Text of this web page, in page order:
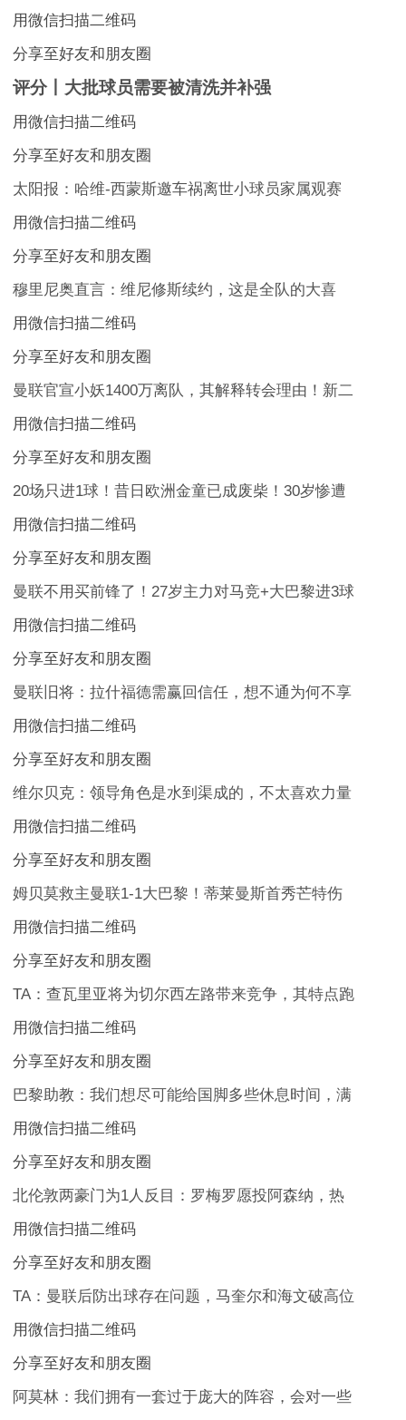
用微信扫描二维码
分享至好友和朋友圈
评分丨大批球员需要被清洗并补强
用微信扫描二维码
分享至好友和朋友圈
太阳报：哈维-西蒙斯邀车祸离世小球员家属观赛
用微信扫描二维码
分享至好友和朋友圈
穆里尼奥直言：维尼修斯续约，这是全队的大喜
用微信扫描二维码
分享至好友和朋友圈
曼联官宣小妖1400万离队，其解释转会理由！新二
用微信扫描二维码
分享至好友和朋友圈
20场只进1球！昔日欧洲金童已成废柴！30岁惨遭
用微信扫描二维码
分享至好友和朋友圈
曼联不用买前锋了！27岁主力对马竞+大巴黎进3球
用微信扫描二维码
分享至好友和朋友圈
曼联旧将：拉什福德需赢回信任，想不通为何不享
用微信扫描二维码
分享至好友和朋友圈
维尔贝克：领导角色是水到渠成的，不太喜欢力量
用微信扫描二维码
分享至好友和朋友圈
姆贝莫救主曼联1-1大巴黎！蒂莱曼斯首秀芒特伤
用微信扫描二维码
分享至好友和朋友圈
TA：查瓦里亚将为切尔西左路带来竞争，其特点跑
用微信扫描二维码
分享至好友和朋友圈
巴黎助教：我们想尽可能给国脚多些休息时间，满
用微信扫描二维码
分享至好友和朋友圈
北伦敦两豪门为1人反目：罗梅罗愿投阿森纳，热
用微信扫描二维码
分享至好友和朋友圈
TA：曼联后防出球存在问题，马奎尔和海文破高位
用微信扫描二维码
分享至好友和朋友圈
阿莫林：我们拥有一套过于庞大的阵容，会对一些